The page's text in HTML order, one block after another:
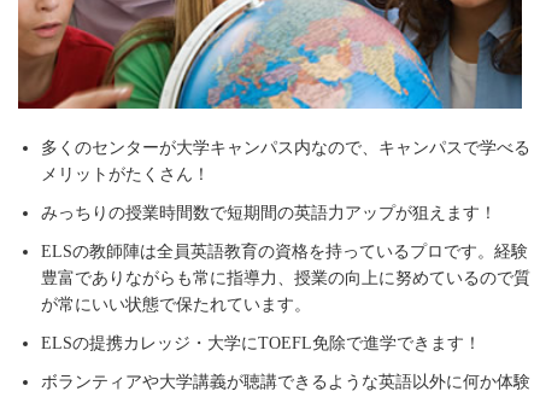
多くのセンターが大学キャンパス内なので、キャンパスで学べる
メリットがたくさん！
みっちりの授業時間数で短期間の英語力アップが狙えます！
ELSの教師陣は全員英語教育の資格を持っているプロです。経験
豊富でありながらも常に指導力、授業の向上に努めているので質
が常にいい状態で保たれています。
ELSの提携カレッジ・大学にTOEFL免除で進学できます！
ボランティアや大学講義が聴講できるような英語以外に何か体験